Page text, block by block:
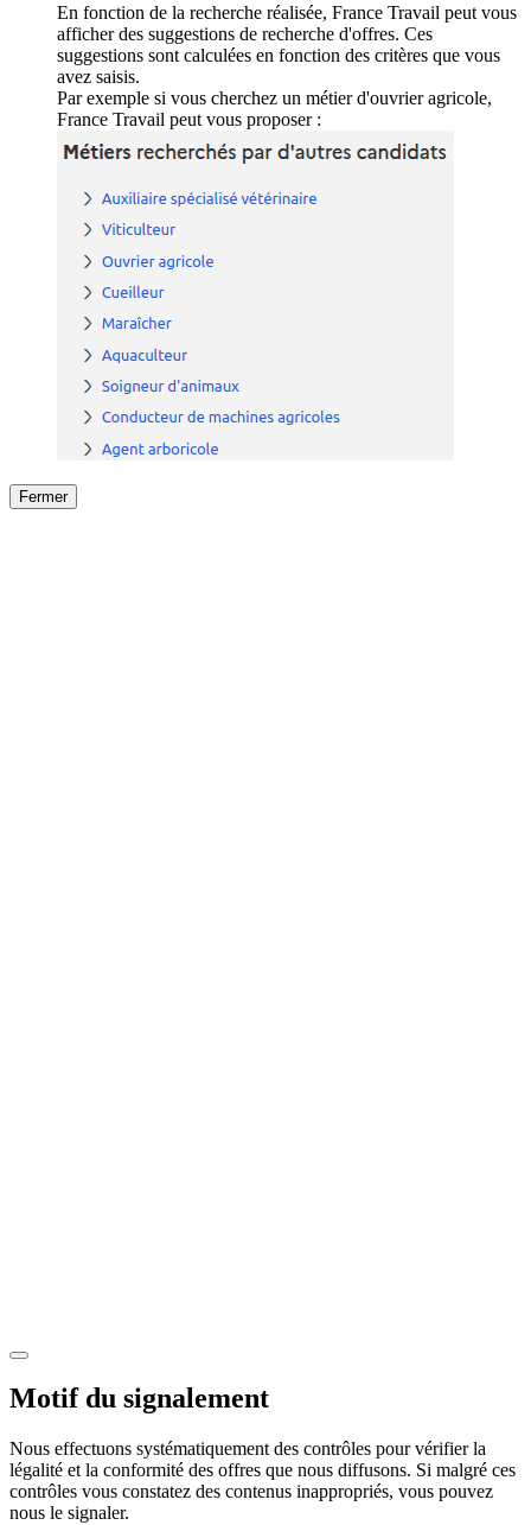
En fonction de la recherche réalisée, France Travail peut vous
afficher des suggestions de recherche d'offres. Ces
suggestions sont calculées en fonction des critères que vous
avez saisis.
Par exemple si vous cherchez un métier d'ouvrier agricole,
France Travail peut vous proposer :
Fermer
Motif du signalement
Nous effectuons systématiquement des contrôles pour vérifier la
légalité et la conformité des offres que nous diffusons. Si malgré ces
contrôles vous constatez des contenus inappropriés, vous pouvez
nous le signaler.